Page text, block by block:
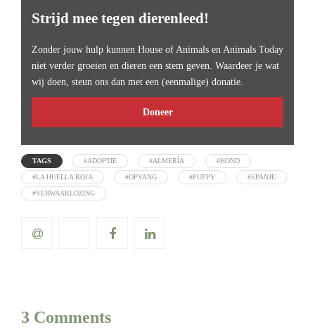
Strijd mee tegen dierenleed!
Zonder jouw hulp kunnen House of Animals en Animals Today
niet verder groeien en dieren een stem geven. Waardeer je wat
wij doen, steun ons dan met een (eenmalige) donatie.
Doneer
TAGS #ADOPTIE #ALMERÍA #HOND
#LA HUELLA ROJA #OPVANG #PUPPY #SPANJE
#VERWAARLOZING
3 Comments